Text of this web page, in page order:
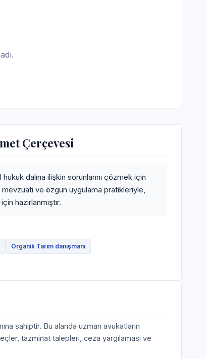
Çerçevesi
dalına ilişkin sorunlarını çözmek için
ve özgün uygulama pratikleriyle,
hazırlanmıştır.
Organik Tarım danışmanı
sahiptir. Bu alanda uzman avukatların
tazminat talepleri, ceza yargılaması ve